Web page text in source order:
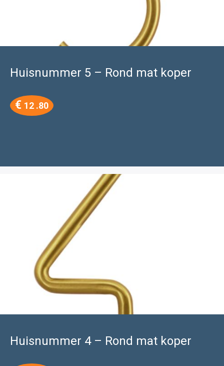
Huisnummer 5 – Rond mat koper
€ 12 .80
Huisnummer 4 – Rond mat koper